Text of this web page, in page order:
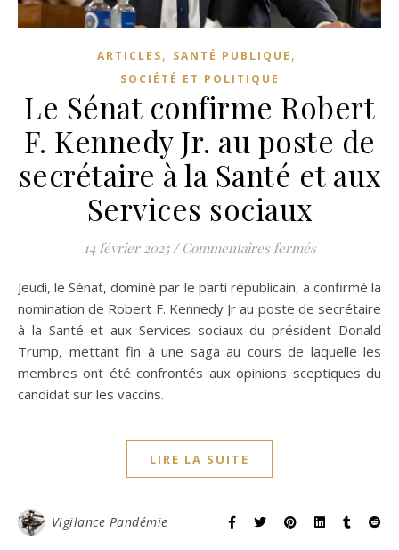
ARTICLES, SANTÉ PUBLIQUE ,
SOCIÉTÉ ET POLITIQUE
Le Sénat confirme Robert
F. Kennedy Jr. au poste de
secrétaire à la Santé et aux
Services sociaux
14 février 2025 / Commentaires ferméssur Le Sénat
Jeudi, le Sénat, dominé par le parti républicain, a confirmé la
nomination de Robert F. Kennedy Jr au poste de secrétaire
à la Santé et aux Services sociaux du président Donald
Trump, mettant fin à une saga au cours de laquelle les
membres ont été confrontés aux opinions sceptiques du
candidat sur les vaccins.
LIRE LA SUITE
Vigilance Pandémie